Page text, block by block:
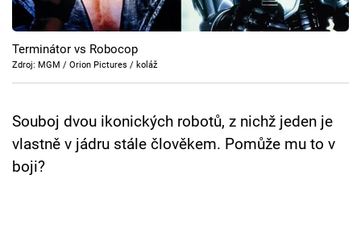
Pořady
TV Program
Přihlášení
Terminátor vs Robocop
Zdroj: MGM / Orion Pictures / koláž
Souboj dvou ikonických robotů, z nichž jeden je
vlastně v jádru stále člověkem. Pomůže mu to v
boji?